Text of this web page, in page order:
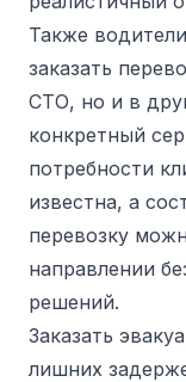
Также
заказать
СТО, но и в
конкретный
потребности
известна, а
перевозку
направлении
решений.
Заказать
лишних